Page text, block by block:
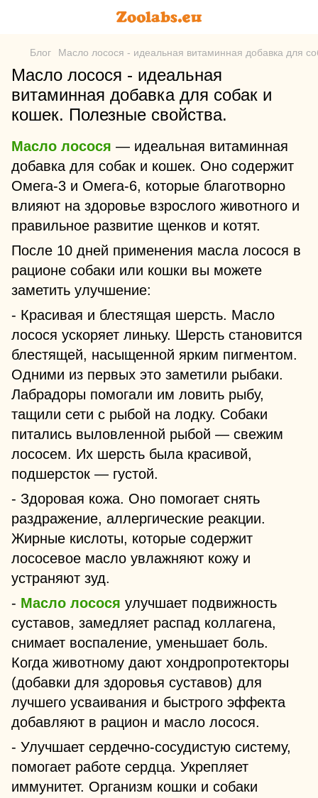
Блог Масло лосося - идеальная витаминная добавка для
Масло лосося - идеальная
витаминная добавка для собак и
кошек. Полезные свойства.
Масло лосося — идеальная витаминная
добавка для собак и кошек. Оно содержит
Омега-3 и Омега-6, которые благотворно
влияют на здоровье взрослого животного и
правильное развитие щенков и котят.
После 10 дней применения масла лосося в
рационе собаки или кошки вы можете
заметить улучшение:
- Красивая и блестящая шерсть. Масло
лосося ускоряет линьку. Шерсть становится
блестящей, насыщенной ярким пигментом.
Одними из первых это заметили рыбаки.
Лабрадоры помогали им ловить рыбу,
тащили сети с рыбой на лодку. Собаки
питались выловленной рыбой — свежим
лососем. Их шерсть была красивой,
подшерсток — густой.
- Здоровая кожа. Оно помогает снять
раздражение, аллергические реакции.
Жирные кислоты, которые содержит
лососевое масло увлажняют кожу и
устраняют зуд.
- Масло лосося улучшает подвижность
суставов, замедляет распад коллагена,
снимает воспаление, уменьшает боль.
Когда животному дают хондропротекторы
(добавки для здоровья суставов) для
лучшего усваивания и быстрого эффекта
добавляют в рацион и масло лосося.
- Улучшает сердечно-сосудистую систему,
помогает работе сердца. Укрепляет
иммунитет. Организм кошки и собаки